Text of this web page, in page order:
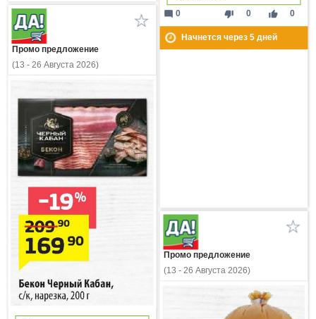
thumb_down 0 thumb_up 0
mode_comment 0
Начнется через 5дней
Промо предложение
(13 - 26 Августа 2026)
Промо предложение
(13 - 26 Августа 2026)